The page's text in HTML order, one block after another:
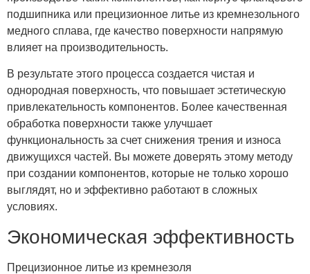
подшипника или прецизионное литье из кремнезольного
медного сплава, где качество поверхности напрямую
влияет на производительность.
В результате этого процесса создается чистая и
однородная поверхность, что повышает эстетическую
привлекательность компонентов. Более качественная
обработка поверхности также улучшает
функциональность за счет снижения трения и износа
движущихся частей. Вы можете доверять этому методу
при создании компонентов, которые не только хорошо
выглядят, но и эффективно работают в сложных
условиях.
Экономическая эффективность
Прецизионное литье из кремнезоля